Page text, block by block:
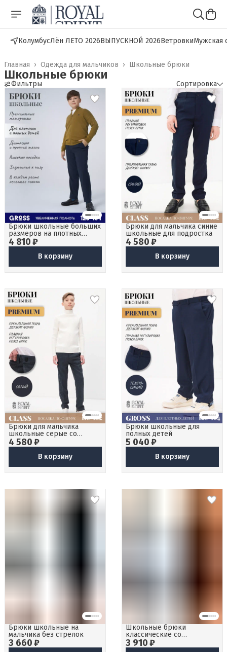
КолумбусЛён ЛЕТО 2026ВЫПУСКНОЙ 2026ВетровкиМужская
Школьные брюки
Одежда для мальчиков ›
Главная ›
Школьные брюки
Фильтры Сортировка
4 810 ₽
Брюки школьные больших
размеров на плотных
детей
В корзину
4 580 ₽
Брюки для мальчика синие
школьные для подростка
В корзину
4 580 ₽
Брюки для мальчика
школьные серые со
стрелками
В корзину
5 040 ₽
Брюки школьные для
полных детей
В корзину
3 660 ₽
Брюки школьные на
мальчика без стрелок
3 910 ₽
Школьные брюки
классические со
стрелками серые